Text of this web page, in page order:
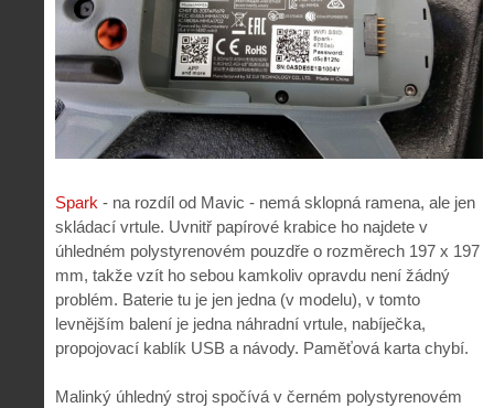
Spark - na rozdíl od Mavic - nemá sklopná ramena, ale jen
skládací vrtule. Uvnitř papírové krabice ho najdete v
úhledném polystyrenovém pouzdře o rozměrech 197 x 197
mm, takže vzít ho sebou kamkoliv opravdu není žádný
problém. Baterie tu je jen jedna (v modelu), v tomto
levnějším balení je jedna náhradní vrtule, nabíječka,
propojovací kablík USB a návody. Paměťová karta chybí.
Malinký úhledný stroj spočívá v černém polystyrenovém